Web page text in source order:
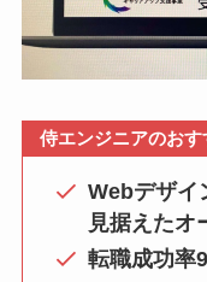
侍エンジニアのおす
Webデザイ
見据えたオ
転職成功率